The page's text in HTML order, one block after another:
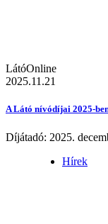
LátóOnline
2025.11.21
A Látó nívódíjai 2025-
Díjátadó: 2025.
Hírek